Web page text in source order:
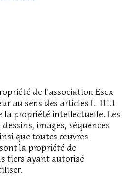
de l'association Esox
au sens des articles L. 111.1
la propriété intellectuelle. Les
images, séquences
que toutes œuvres
la propriété de
tiers ayant autorisé